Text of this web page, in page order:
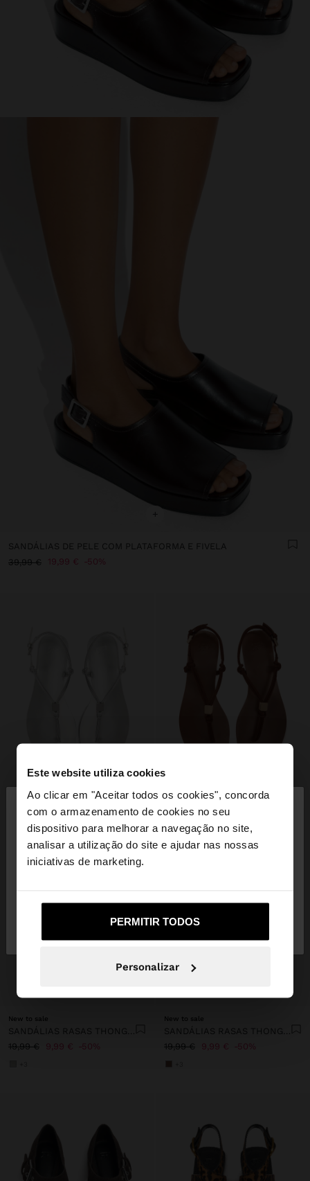
Este website utiliza cookies
Ao clicar em "Aceitar todos os cookies", concorda
com o armazenamento de cookies no seu
dispositivo para melhorar a navegação no site,
analisar a utilização do site e ajudar nas nossas
iniciativas de marketing.
PERMITIR TODOS
Personalizar
Está a aceder ao site a partir de Portugal. Deseja
navegar no nosso site United States?
+
SANDÁLIAS DE PELE COM PLATAFORMA E FIVELA
39,99 €
19,99 € 50%
New to sale
SANDÁLIAS RASAS THONG COM TIRAS
19,99 €
9,99 € 50%
New to sale
SANDÁLIAS RASAS THONG COM TIRAS
19,99 €
9,99 € 50%